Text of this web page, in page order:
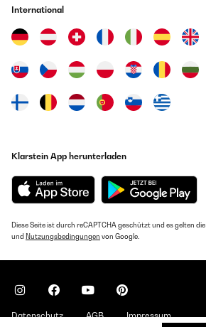
International
Klarstein App herunterladen
Diese Seite ist durch reCAPTCHA geschützt und es gelten die
und Nutzungsbedingungen von Google.
Datenschutz AGB Impressum